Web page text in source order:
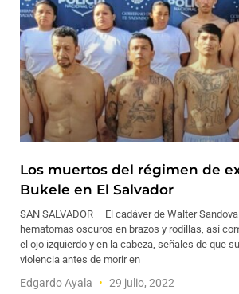
Los muertos del régimen de
Bukele en El Salvador
SAN SALVADOR – El cadáver de Walter
hematomas oscuros en brazos y rodillas, así
el ojo izquierdo y en la cabeza, señales de que
violencia antes de morir en
Edgardo Ayala 29 julio, 2022